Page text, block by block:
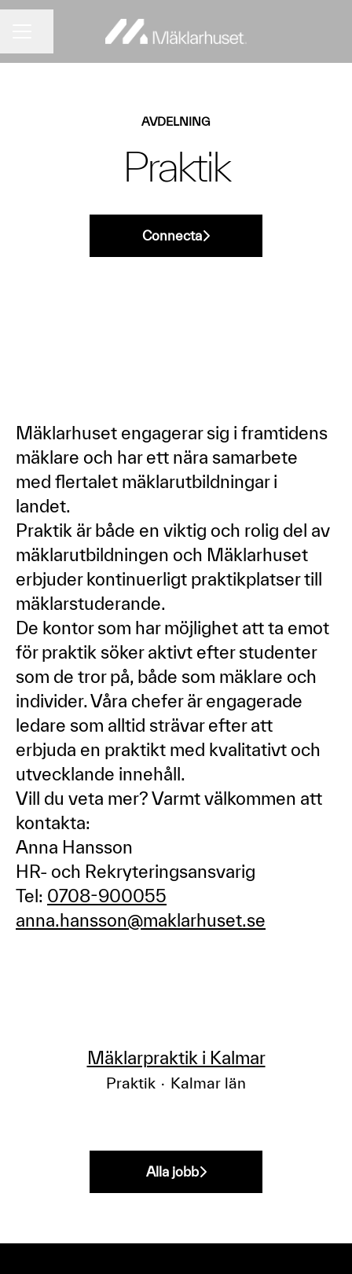
AVDELNING
Praktik
Connecta
Mäklarhuset engagerar sig i framtidens
mäklare och har ett nära samarbete
med flertalet mäklarutbildningar i
landet.
Praktik är både en viktig och rolig del av
mäklarutbildningen och Mäklarhuset
erbjuder kontinuerligt praktikplatser till
mäklarstuderande.
De kontor som har möjlighet att ta emot
för praktik söker aktivt efter studenter
som de tror på, både som mäklare och
individer. Våra chefer är engagerade
ledare som alltid strävar efter att
erbjuda en praktikt med kvalitativt och
utvecklande innehåll.
Vill du veta mer? Varmt välkommen att
kontakta:
Anna Hansson
HR- och Rekryteringsansvarig
Tel: 0708-900055
anna.hansson@maklarhuset.se
Mäklarpraktik i Kalmar
Praktik · Kalmar län
Alla jobb